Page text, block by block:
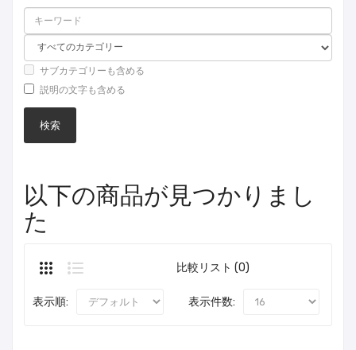
サブカテゴリーも含める
説明の文字も含める
以下の商品が見つかりまし
た
比較リスト (0)
表示順: 表示件数: